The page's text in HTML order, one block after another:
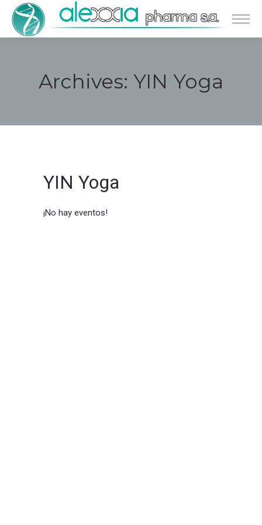
Archives: YIN Yoga
YIN Yoga
¡No hay eventos!